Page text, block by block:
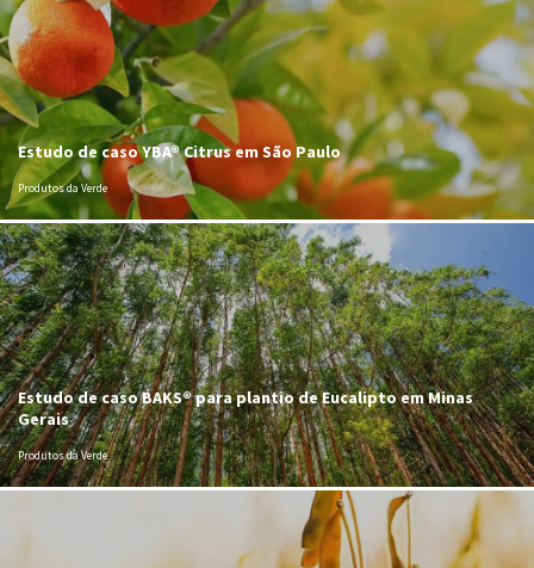
Estudo de caso YBA® Citrus em São Paulo
Produtos da Verde
Estudo de caso BAKS® para plantio de Eucalipto em Minas
Gerais
Produtos da Verde